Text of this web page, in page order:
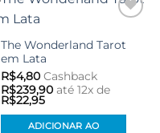
aos meus
desejos
The Wonderland Tarot
em Lata
R$4,80 Cashback
R$239,90 até 12x de
R$22,95
ADICIONAR AO